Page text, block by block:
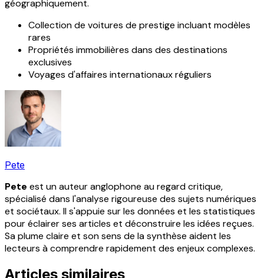
géographiquement.
Collection de voitures de prestige incluant modèles
rares
Propriétés immobilières dans des destinations
exclusives
Voyages d'affaires internationaux réguliers
Pete
Pete est un auteur anglophone au regard critique,
spécialisé dans l'analyse rigoureuse des sujets numériques
et sociétaux. Il s'appuie sur les données et les statistiques
pour éclairer ses articles et déconstruire les idées reçues.
Sa plume claire et son sens de la synthèse aident les
lecteurs à comprendre rapidement des enjeux complexes.
Articles similaires